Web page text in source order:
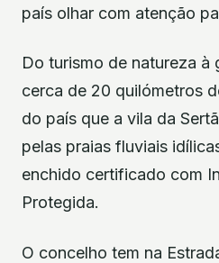
país olhar com atenção
Do turismo de natureza à
cerca de 20 quilómetros
do país que a vila da
pelas praias fluviais
enchido certificado com
Protegida.
O concelho tem na